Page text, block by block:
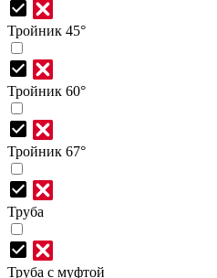
Тройник 45°
Тройник 60°
Тройник 67°
Труба
Труба с муфтой